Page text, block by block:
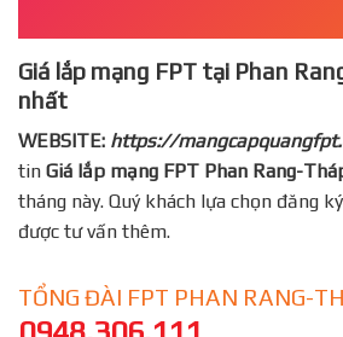
Giá lắp mạng FPT tại Phan
nhất
WEBSITE: https://
tin Giá lắp mạng FPT Phan Rang-
tháng này. Quý khách lựa chọn đăng
được tư vấn thêm.
TỔNG ĐÀI FPT PHAN RANG-